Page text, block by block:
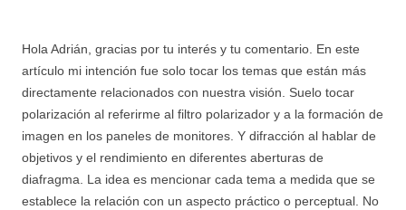
Hola Adrián, gracias por tu interés y tu comentario. En este
artículo mi intención fue solo tocar los temas que están más
directamente relacionados con nuestra visión. Suelo tocar
polarización al referirme al filtro polarizador y a la formación de
imagen en los paneles de monitores. Y difracción al hablar de
objetivos y el rendimiento en diferentes aberturas de
diafragma. La idea es mencionar cada tema a medida que se
establece la relación con un aspecto práctico o perceptual. No